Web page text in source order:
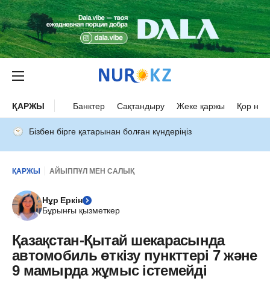
ҚАРЖЫ Банктер Сақтандыру Жеке қаржы Қор
Бізбен бірге қатарынан болған күндеріңіз
ҚАРЖЫ АЙЫППҰЛ МЕН САЛЫҚ
Нұр Еркін
Бұрынғы қызметкер
Қазақстан-Қытай шекарасында
автомобиль өткізу пункттері 7 және
9 мамырда жұмыс істемейді